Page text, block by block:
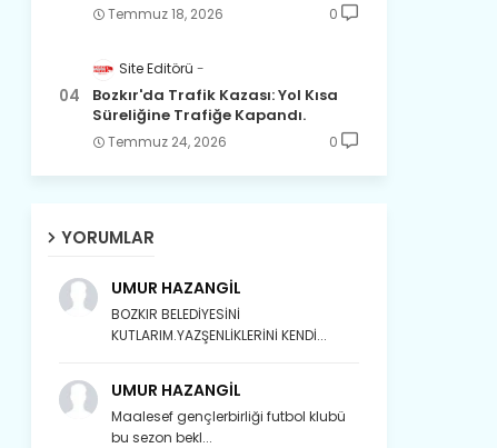
Temmuz 18, 2026 0
Site Editörü
Bozkır'da Trafik Kazası: Yol Kısa
Süreliğine Trafiğe Kapandı.
Temmuz 24, 2026 0
YORUMLAR
UMUR HAZANGİL
BOZKIR BELEDİYESİNİ
KUTLARIM.YAZŞENLİKLERİNİ KENDİ...
UMUR HAZANGİL
Maalesef gençlerbirliği futbol klubü
bu sezon bekl...